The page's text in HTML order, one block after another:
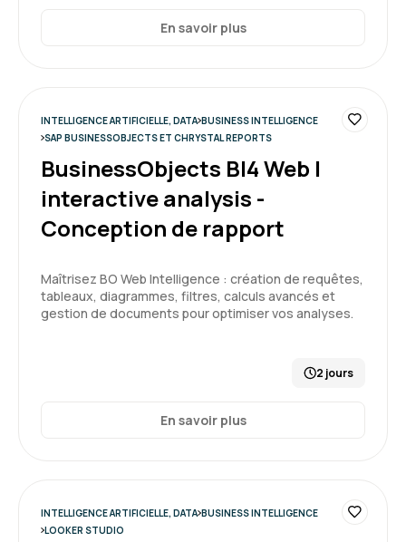
Très bonne formation. Ca a répondu à mes
attentes. Mise au niveau des participants.
Formation : Google Looker Studio, améliorez votre
reporting
En savoir plus
INTELLIGENCE ARTIFICIELLE, DATA BUSINESS INTELLIGENCE
SAP BUSINESSOBJECTS ET CHRYSTAL REPORTS
BusinessObjects BI4 Web I
interactive analysis -
Conception de rapport
Maîtrisez BO Web Intelligence : création de requêtes,
tableaux, diagrammes, filtres, calculs avancés et
gestion de documents pour optimiser vos analyses.
2 jours
En savoir plus
INTELLIGENCE ARTIFICIELLE, DATA BUSINESS INTELLIGENCE
LOOKER STUDIO